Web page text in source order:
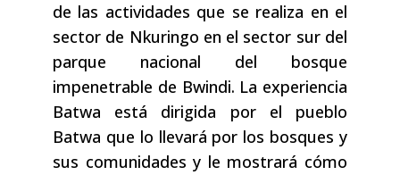
de las actividades que se realiza en el
sector de Nkuringo en el sector sur del
parque nacional del bosque
impenetrable de Bwindi. La experiencia
Batwa está dirigida por el pueblo
Batwa que lo llevará por los bosques y
sus comunidades y le mostrará cómo